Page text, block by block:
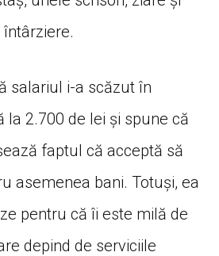
salariul i-a scăzut în
la 2.700 de lei și spune că
faptul că acceptă să
asemenea bani. Totuși, ea
pentru că îi este milă de
depind de serviciile